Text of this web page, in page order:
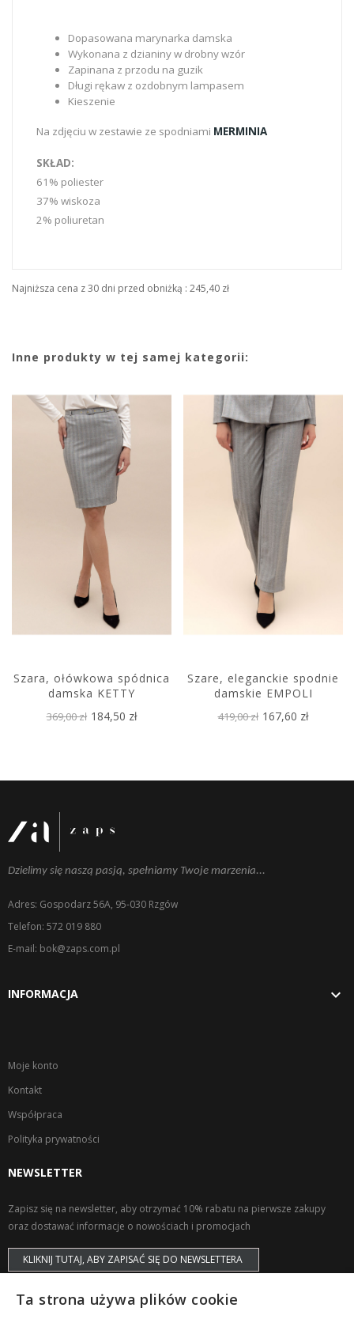
Dopasowana marynarka damska
Wykonana z dzianiny w drobny wzór
Zapinana z przodu na guzik
Długi rękaw z ozdobnym lampasem
Kieszenie
Na zdjęciu w zestawie ze spodniami MERMINIA
SKŁAD:
61% poliester
37% wiskoza
2% poliuretan
Najniższa cena z 30 dni przed obniżką : 245,40 zł
Inne produkty w tej samej kategorii:
Szara, ołówkowa spódnica
damska KETTY
369,00 zł 184,50 zł
Szare, eleganckie spodnie
damskie EMPOLI
419,00 zł 167,60 zł
Dzielimy się naszą pasją, spełniamy Twoje marzenia...
Adres: Gospodarz 56A, 95-030 Rzgów
Telefon: 572 019 880
E-mail: bok@zaps.com.pl
INFORMACJA 
Moje konto
Kontakt
Współpraca
Polityka prywatności
NEWSLETTER
Zapisz się na newsletter, aby otrzymać 10% rabatu na pierwsze zakupy
oraz dostawać informacje o nowościach i promocjach
KLIKNIJ TUTAJ, ABY ZAPISAĆ SIĘ DO NEWSLETTERA
Ta strona używa plików cookie